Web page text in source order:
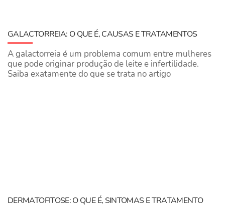
GALACTORREIA: O QUE É, CAUSAS E TRATAMENTOS
A galactorreia é um problema comum entre mulheres
que pode originar produção de leite e infertilidade.
Saiba exatamente do que se trata no artigo
DERMATOFITOSE: O QUE É, SINTOMAS E TRATAMENTO